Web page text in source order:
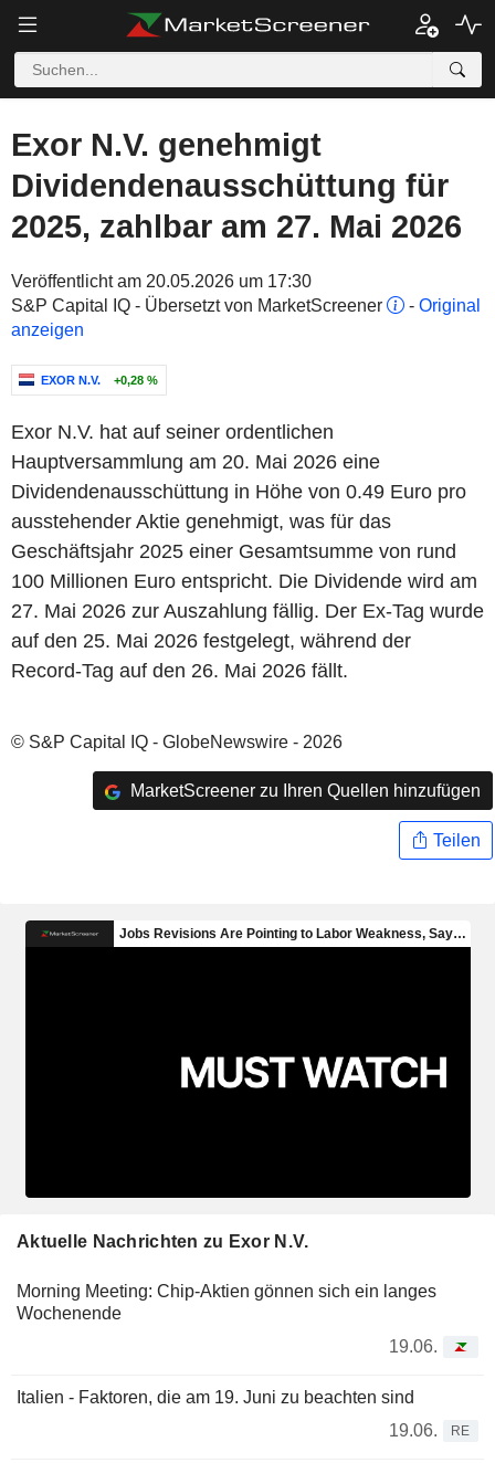
Exor N.V. genehmigt
Dividendenausschüttung für
2025, zahlbar am 27. Mai 2026
Veröffentlicht am 20.05.2026 um 17:30
S&P Capital IQ - Übersetzt von MarketScreener
- Original
anzeigen
EXOR N.V. +0,28 %
Exor N.V. hat auf seiner ordentlichen
Hauptversammlung am 20. Mai 2026 eine
Dividendenausschüttung in Höhe von 0.49 Euro pro
ausstehender Aktie genehmigt, was für das
Geschäftsjahr 2025 einer Gesamtsumme von rund
100 Millionen Euro entspricht. Die Dividende wird am
27. Mai 2026 zur Auszahlung fällig. Der Ex-Tag wurde
auf den 25. Mai 2026 festgelegt, während der
Record-Tag auf den 26. Mai 2026 fällt.
© S&P Capital IQ - GlobeNewswire - 2026
MarketScreener zu Ihren Quellen hinzufügen
Teilen
Aktuelle Nachrichten zu Exor N.V.
Morning Meeting: Chip-Aktien gönnen sich ein langes
Wochenende
19.06.
Italien - Faktoren, die am 19. Juni zu beachten sind
19.06.
RE